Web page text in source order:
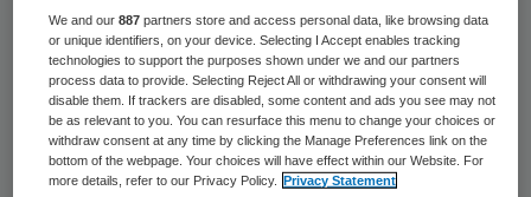
Zorggroep Tangenborgh, is toegetreden tot
de raad van toezicht van het
werkgeversverband ZorgpleinNoord.
Van der Linden heeftruime ervaring in
We and our887 partners store and access personal data, like browsing data
or unique identifiers, on your device. Selecting I Accept enables tracking
technologies to support the purposes shown under we and our partners
process data to provide. Selecting Reject All or withdrawing your consent will
disable them. If trackers are disabled, some content and ads you see may not
be as relevant to you. You can resurface this menu to change your choices or
withdraw consent at any time by clicking the Manage Preferences link on the
bottom of the webpage. Your choices will have effect within our Website. For
more details, refer to our Privacy Policy.
Privacy Statement